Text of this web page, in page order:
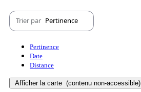
Trier par Pertinence
Pertinence
Date
Distance
Afficher la carte (contenu non-accessible)